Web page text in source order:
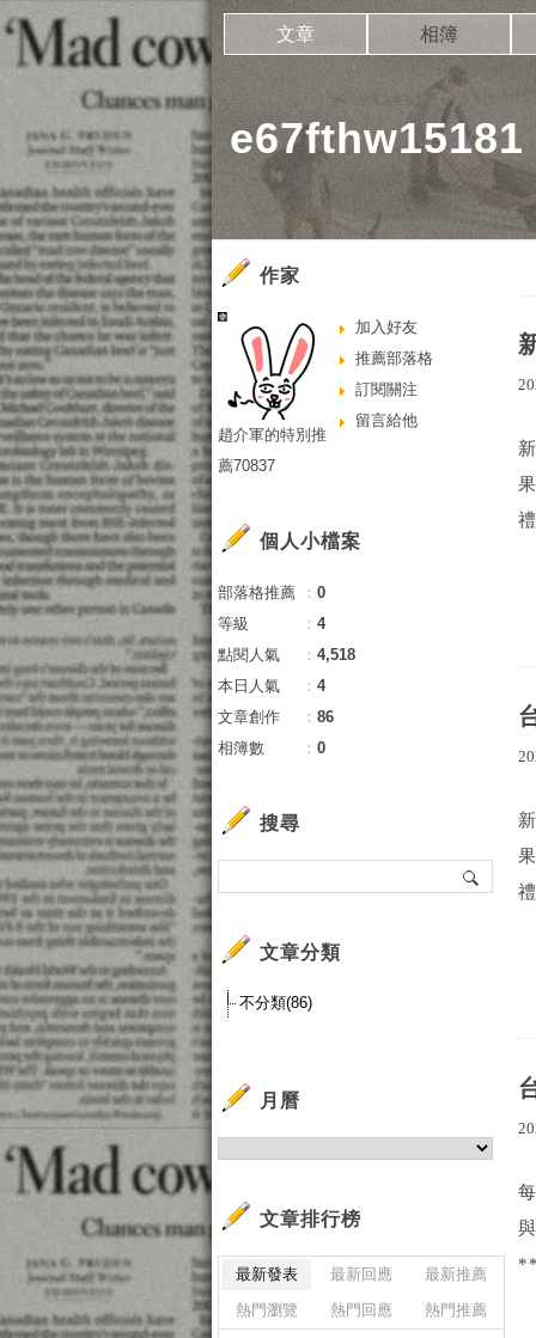
e67fthw15181
文章 相簿
作家
加入好友
推薦部落格
訂閱關注
留言給他
趙介軍的特別推
薦70837
個人小檔案
部落格推薦 ： 0
等級
： 4
點閱人氣
： 4,518
本日人氣
： 4
文章創作
： 86
相簿數
： 0
搜尋
文章分類
不分類(86)
月曆
文章排行榜
最新發表 最新回應
最新推薦
熱門瀏覽
熱門回應 熱門推薦